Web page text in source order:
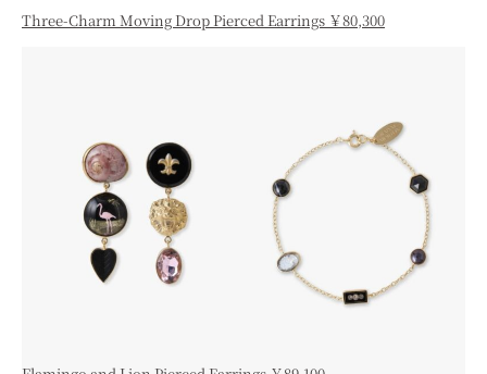
Three-Charm Moving Drop Pierced Earrings ￥80,300